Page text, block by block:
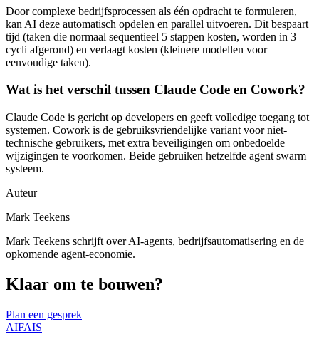
Door complexe bedrijfsprocessen als één opdracht te formuleren,
kan AI deze automatisch opdelen en parallel uitvoeren. Dit bespaart
tijd (taken die normaal sequentieel 5 stappen kosten, worden in 3
cycli afgerond) en verlaagt kosten (kleinere modellen voor
eenvoudige taken).
Wat is het verschil tussen Claude Code en Cowork?
Claude Code is gericht op developers en geeft volledige toegang tot
systemen. Cowork is de gebruiksvriendelijke variant voor niet-
technische gebruikers, met extra beveiligingen om onbedoelde
wijzigingen te voorkomen. Beide gebruiken hetzelfde agent swarm
systeem.
Auteur
Mark Teekens
Mark Teekens schrijft over AI-agents, bedrijfsautomatisering en de
opkomende agent-economie.
Klaar om te bouwen?
Plan een gesprek
AIFAIS